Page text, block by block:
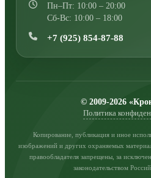
Пн–Пт: 10:00 – 20:00
Сб-Вс: 10:00 – 18:00
+7 (925) 854-87-88
© 2009-2026
Политика
Копирование, публикация и иное
изображений и других охраняемых
правообладателя запрещены, за
законодательством